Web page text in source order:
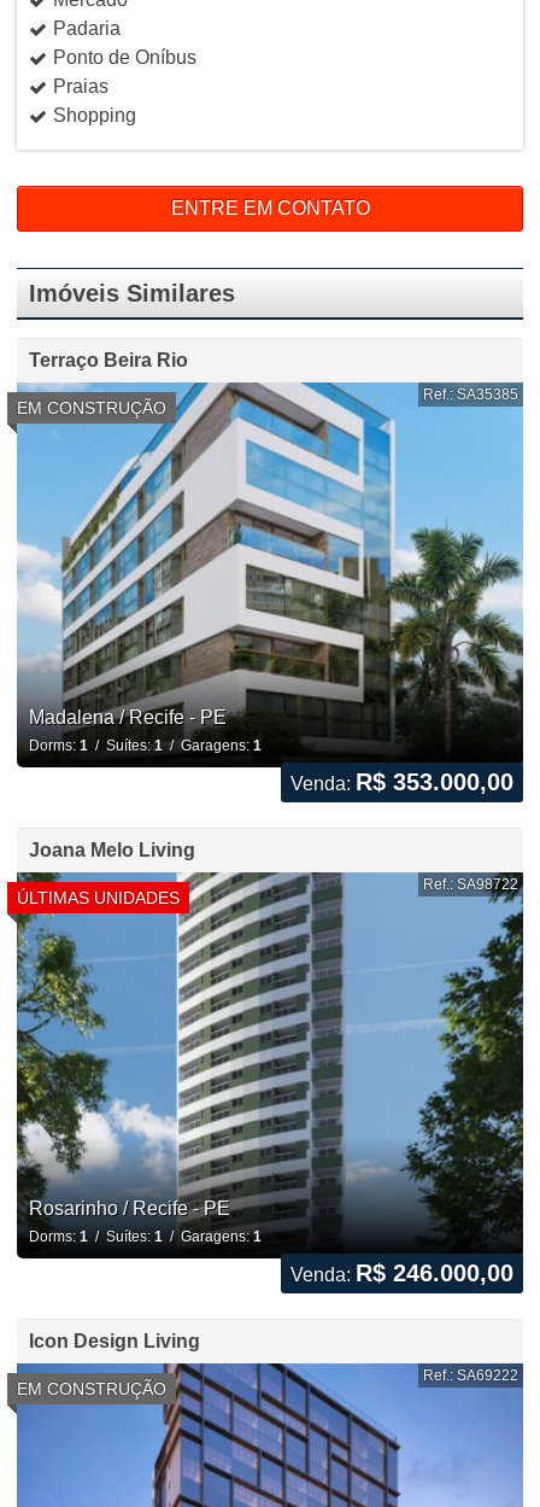
Padaria
Ponto de Oníbus
Praias
Shopping
ENTRE EM CONTATO
Imóveis Similares
Terraço Beira Rio
EM CONSTRUÇÃO
Ref.: SA35385
Madalena / Recife - PE
Dorms: 1/ Suítes:1/ Garagens: 1
Venda: R$ 353.000,00
Joana Melo Living
ÚLTIMAS UNIDADES
Ref.: SA98722
Rosarinho / Recife - PE
Dorms: 1/ Suítes: 1/ Garagens:1
Venda: R$ 246.000,00
Icon Design Living
EM CONSTRUÇÃO
Ref.: SA69222